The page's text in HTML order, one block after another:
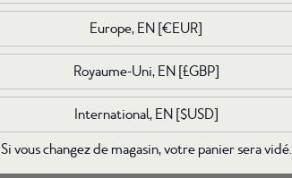
Europe, EN [€EUR]
Royaume-Uni, EN[£GBP]
International, EN[$USD]
Si vous changez de magasin, votre panier sera vidé.
Europe, EN [€EUR]
Royaume-Uni, EN[£GBP]
International, EN[$USD]
Si vous changez de magasin, votre panier sera vidé.